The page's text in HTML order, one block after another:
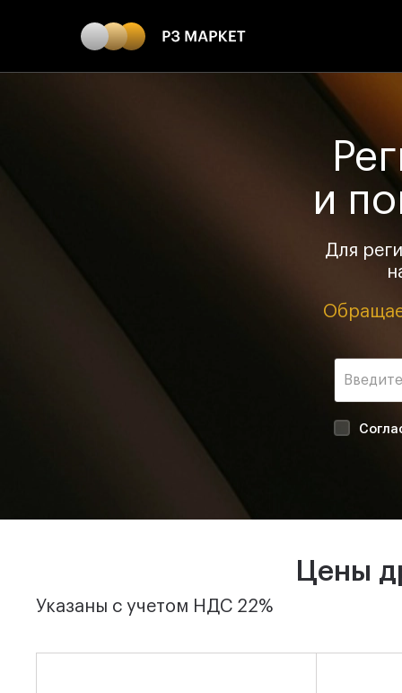
и
Для
Цены
Указаны с учетом НДС 22%